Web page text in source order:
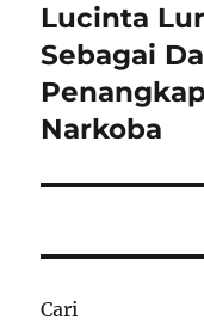
Next
post:
Lucinta
Sebagai
Narkoba
Cari